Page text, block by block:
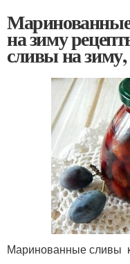
на зиму
сливы на
Маринованные сливы